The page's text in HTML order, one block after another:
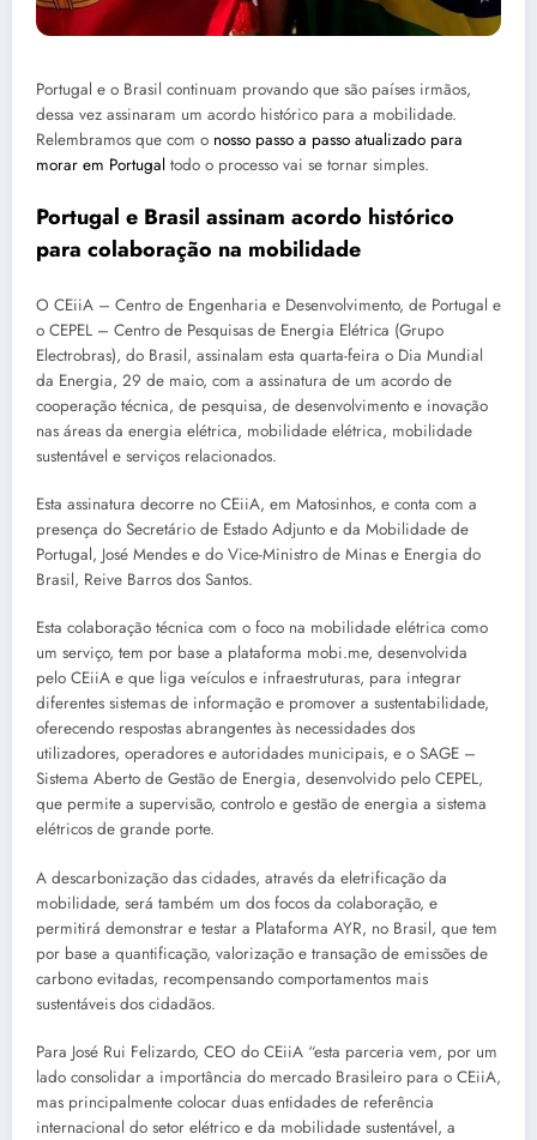
Portugal e o Brasil continuam provando que são países irmãos,
dessa vez assinaram um acordo histórico para a mobilidade.
Relembramos que com o nosso passo a passo atualizado para
morar em Portugal todo o processo vai se tornar simples.
Portugal e Brasil assinam acordo histórico
para colaboração na mobilidade
O CEiiA – Centro de Engenharia e Desenvolvimento, de Portugal e
o CEPEL – Centro de Pesquisas de Energia Elétrica (Grupo
Electrobras), do Brasil, assinalam esta quarta-feira o Dia Mundial
da Energia, 29 de maio, com a assinatura de um acordo de
cooperação técnica, de pesquisa, de desenvolvimento e inovação
nas áreas da energia elétrica, mobilidade elétrica, mobilidade
sustentável e serviços relacionados.
Esta assinatura decorre no CEiiA, em Matosinhos, e conta com a
presença do Secretário de Estado Adjunto e da Mobilidade de
Portugal, José Mendes e do Vice-Ministro de Minas e Energia do
Brasil, Reive Barros dos Santos.
Esta colaboração técnica com o foco na mobilidade elétrica como
um serviço, tem por base a plataforma mobi.me, desenvolvida
pelo CEiiA e que liga veículos e infraestruturas, para integrar
diferentes sistemas de informação e promover a sustentabilidade,
oferecendo respostas abrangentes às necessidades dos
utilizadores, operadores e autoridades municipais, e o SAGE –
Sistema Aberto de Gestão de Energia, desenvolvido pelo CEPEL,
que permite a supervisão, controlo e gestão de energia a sistema
elétricos de grande porte.
A descarbonização das cidades, através da eletrificação da
mobilidade, será também um dos focos da colaboração, e
permitirá demonstrar e testar a Plataforma AYR, no Brasil, que tem
por base a quantificação, valorização e transação de emissões de
carbono evitadas, recompensando comportamentos mais
sustentáveis dos cidadãos.
Para José Rui Felizardo, CEO do CEiiA “esta parceria vem, por um
lado consolidar a importância do mercado Brasileiro para o CEiiA,
mas principalmente colocar duas entidades de referência
internacional do setor elétrico e da mobilidade sustentável, a